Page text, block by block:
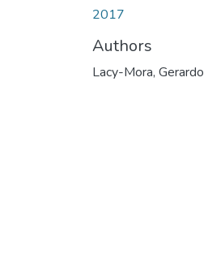
2017
Authors
Lacy-Mora, Gerardo